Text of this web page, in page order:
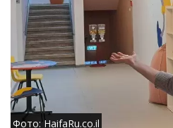
Фото: HaifaRu.co.il